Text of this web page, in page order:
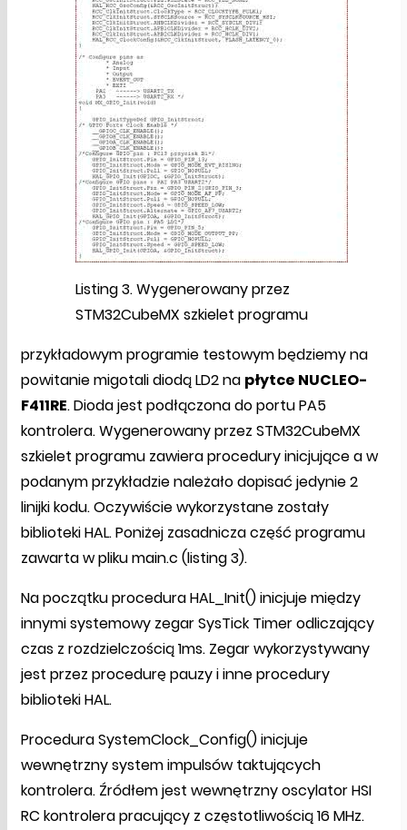
Listing 3. Wygenerowany przez
STM32CubeMX szkielet programu
przykładowym programie testowym będziemy na
powitanie migotali diodą LD2 na płytce NUCLEO-
F411RE. Dioda jest podłączona do portu PA5
kontrolera. Wygenerowany przez STM32CubeMX
szkielet programu zawiera procedury inicjujące a w
podanym przykładzie należało dopisać jedynie 2
linijki kodu. Oczywiście wykorzystane zostały
biblioteki HAL. Poniżej zasadnicza część programu
zawarta w pliku main.c (listing 3).
Na początku procedura HAL_Init() inicjuje między
innymi systemowy zegar SysTick Timer odliczający
czas z rozdzielczością 1ms. Zegar wykorzystywany
jest przez procedurę pauzy i inne procedury
biblioteki HAL.
Procedura SystemClock_Config() inicjuje
wewnętrzny system impulsów taktujących
kontrolera. Źródłem jest wewnętrzny oscylator HSI
RC kontrolera pracujący z częstotliwością 16 MHz.